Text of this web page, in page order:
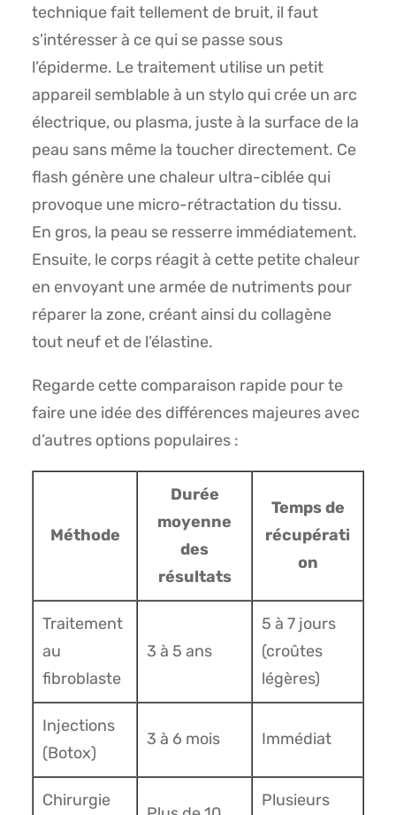
technique fait tellement de bruit, il faut
s’intéresser à ce qui se passe sous
l’épiderme. Le traitement utilise un petit
appareil semblable à un stylo qui crée un arc
électrique, ou plasma, juste à la surface de la
peau sans même la toucher directement. Ce
flash génère une chaleur ultra-ciblée qui
provoque une micro-rétractation du tissu.
En gros, la peau se resserre immédiatement.
Ensuite, le corps réagit à cette petite chaleur
en envoyant une armée de nutriments pour
réparer la zone, créant ainsi du collagène
tout neuf et de l’élastine.
Regarde cette comparaison rapide pour te
faire une idée des différences majeures avec
d’autres options populaires :
Méthode
Durée
moyenne
des
résultats
Temps de
récupérati
on
Traitement
au
fibroblaste
3 à 5 ans
5 à 7 jours
(croûtes
légères)
Injections
(Botox)
3 à 6 mois Immédiat
Chirurgie Plusieurs